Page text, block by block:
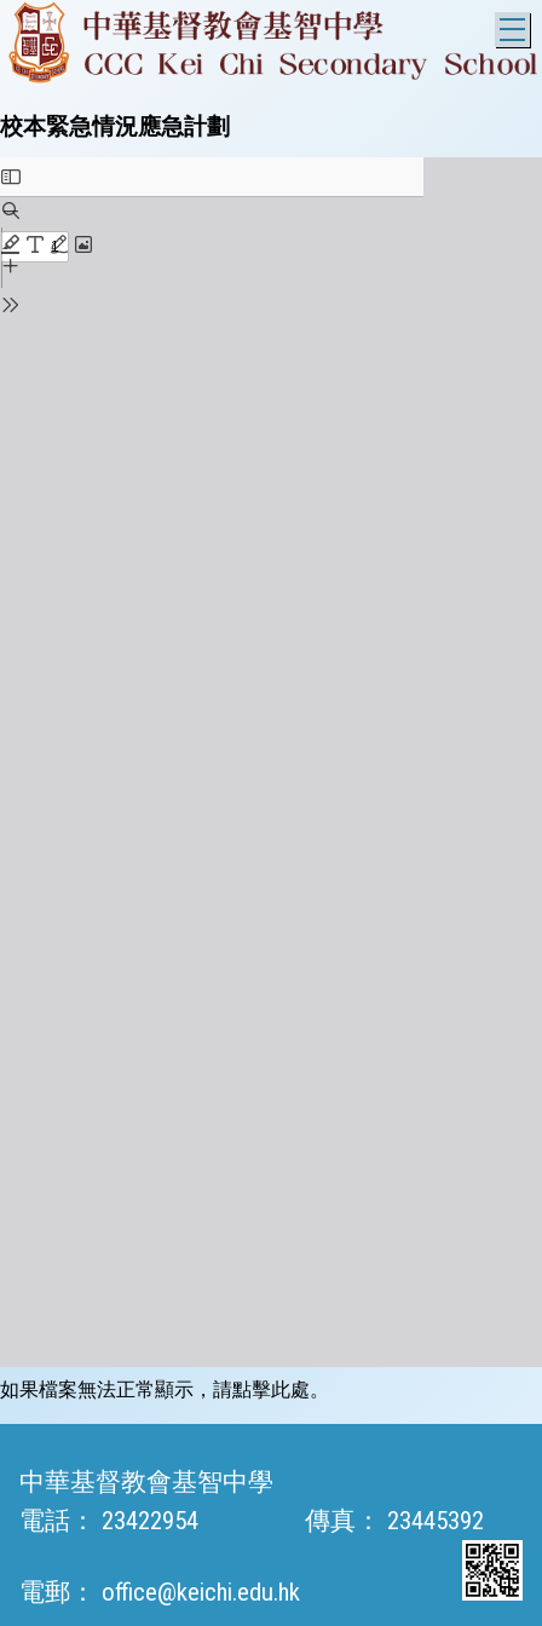
校本緊急情況應急計劃
如果檔案無法正常顯示，請點擊此處。
中華基督教會基智中學
電話：
23422954 傳真： 23445392
電郵： office@keichi.edu.hk